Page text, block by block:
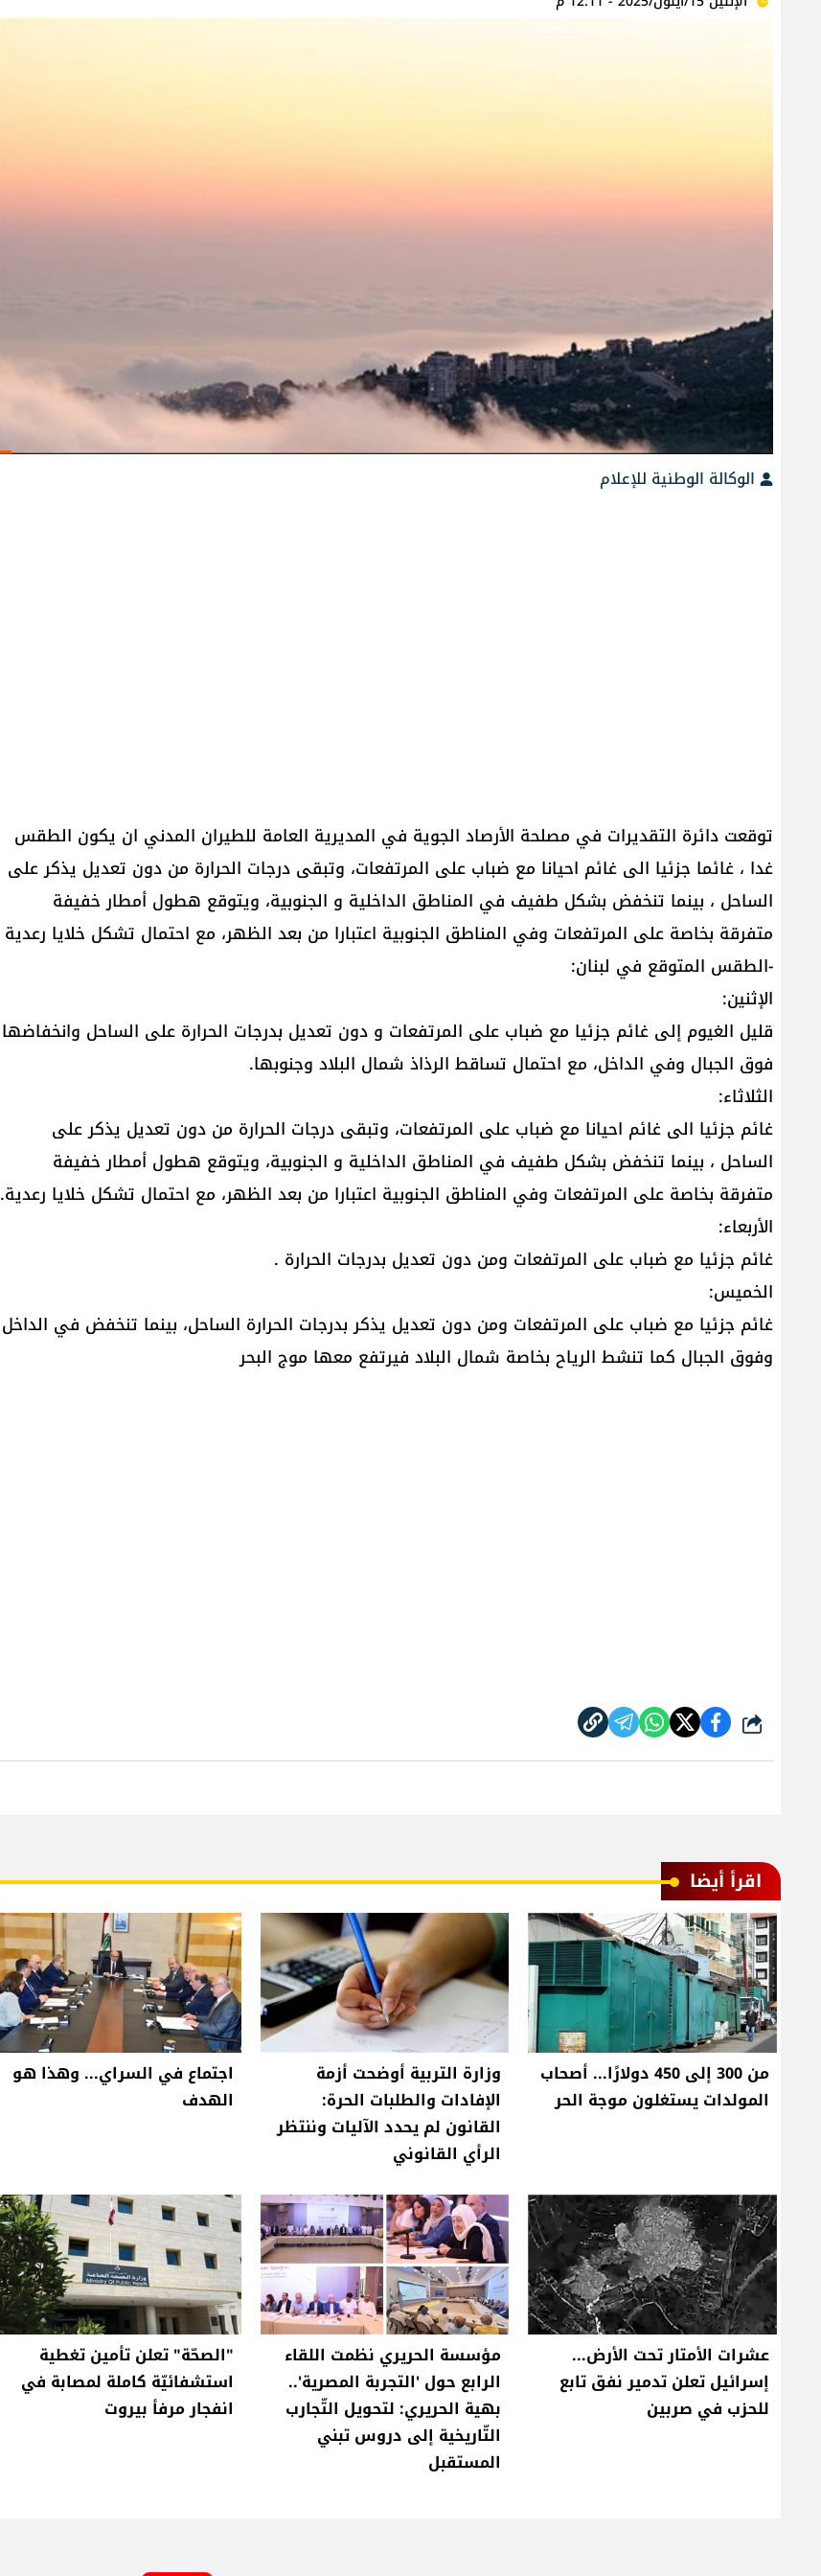
الوكالة الوطنية للإعلام
توقعت دائرة التقديرات في مصلحة الأرصاد الجوية في المديرية العامة للطيران المدني ان يكون الطقس
غدا ، غائما جزئيا الى غائم احيانا مع ضباب على المرتفعات، وتبقى درجات الحرارة من دون تعديل يذكر على
الساحل ، بينما تنخفض بشكل طفيف في المناطق الداخلية و الجنوبية، ويتوقع هطول أمطار خفيفة
متفرقة بخاصة على المرتفعات وفي المناطق الجنوبية اعتبارا من بعد الظهر، مع احتمال تشكل خلايا رعدية
-الطقس المتوقع في لبنان:
الإثنين:
قليل الغيوم إلى غائم جزئيا مع ضباب على المرتفعات و دون تعديل بدرجات الحرارة على الساحل وانخفاضها
فوق الجبال وفي الداخل، مع احتمال تساقط الرذاذ شمال البلاد وجنوبها.
الثلاثاء:
غائم جزئيا الى غائم احيانا مع ضباب على المرتفعات، وتبقى درجات الحرارة من دون تعديل يذكر على
الساحل ، بينما تنخفض بشكل طفيف في المناطق الداخلية و الجنوبية، ويتوقع هطول أمطار خفيفة
متفرقة بخاصة على المرتفعات وفي المناطق الجنوبية اعتبارا من بعد الظهر، مع احتمال تشكل خلايا رعدية.
الأربعاء:
غائم جزئيا مع ضباب على المرتفعات ومن دون تعديل بدرجات الحرارة .
الخميس:
غائم جزئيا مع ضباب على المرتفعات ومن دون تعديل يذكر بدرجات الحرارة الساحل، بينما تنخفض في الداخل
وفوق الجبال كما تنشط الرياح بخاصة شمال البلاد فيرتفع معها موج البحر
شارك
اقرأ أيضا
من 300 إلى 450 دولارًا... أصحاب
المولدات يستغلون موجة الحر
وزارة التربية أوضحت أزمة
الإفادات والطلبات الحرة:
القانون لم يحدد الآليات وننتظر
الرأي القانوني
اجتماع في السراي... وهذا هو
الهدف
عشرات الأمتار تحت الأرض...
إسرائيل تعلن تدمير نفق تابع
للحزب في صربين
مؤسسة الحريري نظمت اللقاء
الرابع حول 'التجربة المصرية'..
بهية الحريري: لتحويل التّجارب
التّاريخية إلى دروس تبني
المستقبل
"الصحّة" تعلن تأمين تغطية
استشفائيّة كاملة لمصابة في
انفجار مرفأ بيروت